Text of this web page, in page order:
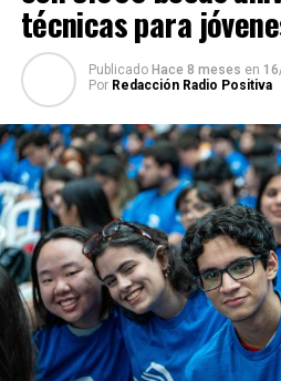
técnicas para
Publicado Hace 8 meses en
Por Redacción Radio Positiva